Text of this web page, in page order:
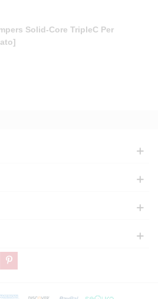
Solid-Core TripleC Per